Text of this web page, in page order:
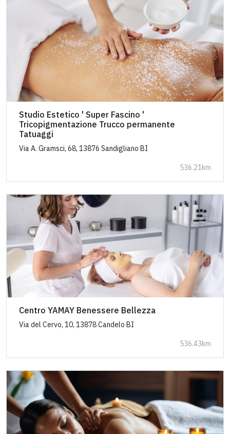
Studio Estetico ' Super Fascino '
Tricopigmentazione Trucco permanente
Tatuaggi
Via A. Gramsci, 68, 13876 Sandigliano BI
536.21km
Centro YAMAY Benessere Bellezza
Via del Cervo, 10, 13878 Candelo BI
536.43km